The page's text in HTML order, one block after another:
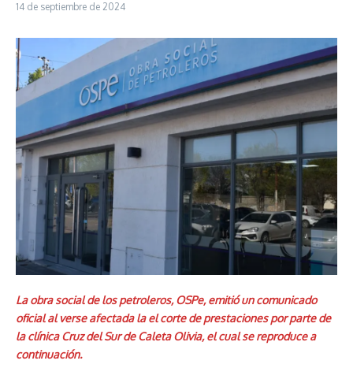
14 de septiembre de 2024
La obra social de los petroleros, OSPe, emitió un comunicado
oficial al verse afectada la el corte de prestaciones por parte de
la clínica Cruz del Sur de Caleta Olivia, el cual se reproduce a
continuación.